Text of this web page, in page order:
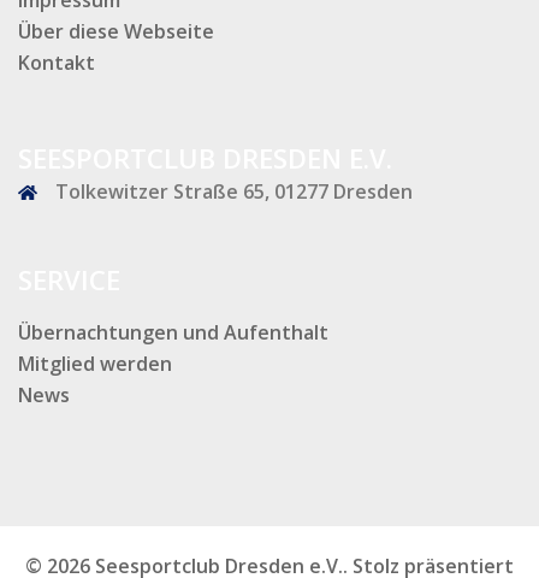
Über diese Webseite
Kontakt
Tolkewitzer Straße 65, 01277 Dresden
Übernachtungen und Aufenthalt
Mitglied werden
News
© 2026 Seesportclub Dresden e.V.. Stolz präsentiert